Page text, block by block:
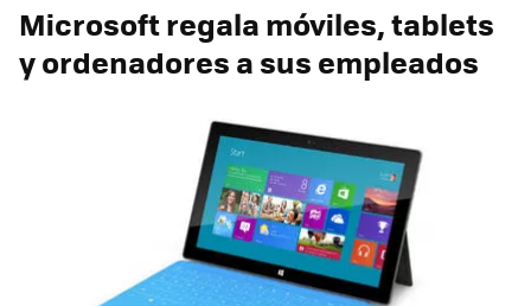
Microsoft regala móviles, tablets
y ordenadores a sus empleados